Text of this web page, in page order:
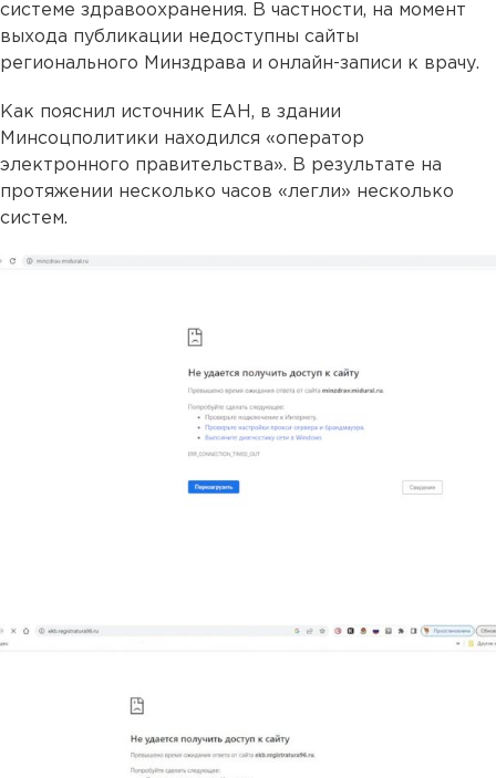
системе здравоохранения. В частности, на момент
выхода публикации недоступны сайты
регионального Минздрава и онлайн-записи к врачу.
Как пояснил источник ЕАН, в здании
Минсоцполитики находился «оператор
электронного правительства». В результате на
протяжении несколько часов «легли» несколько
систем.